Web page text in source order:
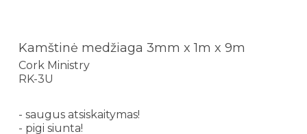
Kamštinė medžiaga 3mm x 1m x 9m
Cork Ministry
RK-3U
- saugus atsiskaitymas!
- pigi siunta!